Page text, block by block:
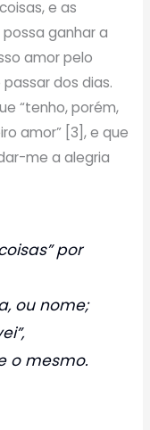
e as
ganhar a
amor pelo
dos dias.
“tenho, porém,
amor” [3], e que
me a alegria
por
ou nome;
o mesmo.